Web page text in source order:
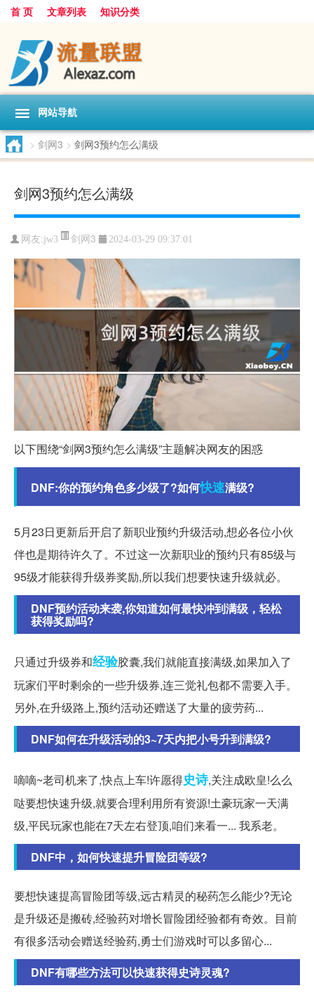
首 页 文章列表 知识分类
网站导航
> 剑网3 > 剑网3预约怎么满级
剑网3预约怎么满级
网友:jw3 剑网3 2024-03-29 09:37:01
以下围绕“剑网3预约怎么满级”主题解决网友的困惑
DNF:你的预约角色多少级了?如何快速满级?
5月23日更新后开启了新职业预约升级活动,想必各位小伙
伴也是期待许久了。不过这一次新职业的预约只有85级与
95级才能获得升级券奖励,所以我们想要快速升级就必。
DNF预约活动来袭,你知道如何最快冲到满级，轻松
获得奖励吗?
只通过升级券和经验胶囊,我们就能直接满级,如果加入了
玩家们平时剩余的一些升级券,连三觉礼包都不需要入手。
另外,在升级路上,预约活动还赠送了大量的疲劳药...
DNF如何在升级活动的3~7天内把小号升到满级?
嘀嘀~老司机来了,快点上车!许愿得史诗,关注成欧皇!么么
哒要想快速升级,就要合理利用所有资源!土豪玩家一天满
级,平民玩家也能在7天左右登顶,咱们来看一... 我系老。
DNF中，如何快速提升冒险团等级?
要想快速提高冒险团等级,远古精灵的秘药怎么能少?无论
是升级还是搬砖,经验药对增长冒险团经验都有奇效。目前
有很多活动会赠送经验药,勇士们游戏时可以多留心...
DNF有哪些方法可以快速获得史诗灵魂?